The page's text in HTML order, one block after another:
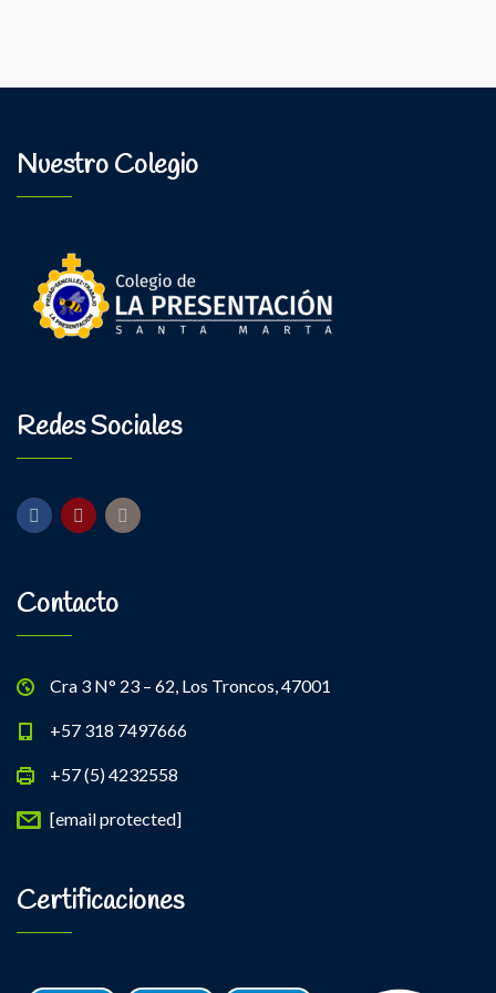
Nuestro Colegio
Redes Sociales
Contacto
Cra 3 N° 23 – 62, Los Troncos, 47001
+57 318 7497666
+57 (5) 4232558
[email protected]
Certificaciones